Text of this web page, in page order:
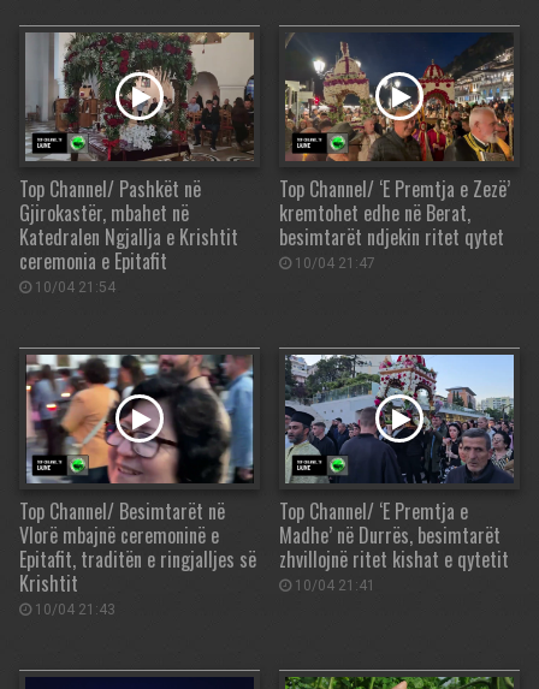
Top Channel/ Pashkët në
Gjirokastër, mbahet në
Katedralen Ngjallja e Krishtit
ceremonia e Epitafit
10/04 21:54
Top Channel/ ‘E Premtja e Zezë’
kremtohet edhe në Berat,
besimtarët ndjekin ritet qytet
10/04 21:47
Top Channel/ Besimtarët në
Vlorë mbajnë ceremoninë e
Epitafit, traditën e ringjalljes së
Krishtit
10/04 21:43
Top Channel/ ‘E Premtja e
Madhe’ në Durrës, besimtarët
zhvillojnë ritet kishat e qytetit
10/04 21:41